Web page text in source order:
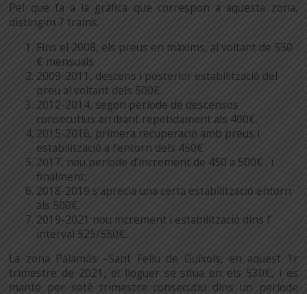
Pel que fa a la gràfica que correspon a aquesta zona,
distingim 7 trams:
Fins el 2008, els preus en màxims, al voltant de 550
€ mensuals
2009-2011, descens i posterior estabilització del
preu al voltant dels 500€.
2012-2014, segon període de descensos
consecutius arribant repetidament als 400€.
2015-2016, primera recuperació amb preus i
estabilització a l’entorn dels 450€
2017, nou període d’increment de 450 a 500€ . i
finalment.
2018-2019 s’aprecia una certa estabilització entorn
als 500€.
2019-2021 nou increment i estabilització dins l’
interval 525/550€.
La zona Palamós –Sant Feliu de Guíxols, en aquest 1r
trimestre de 2021, el lloguer se situa en els 530€, i es
manté per setè trimestre consecutiu dins un període